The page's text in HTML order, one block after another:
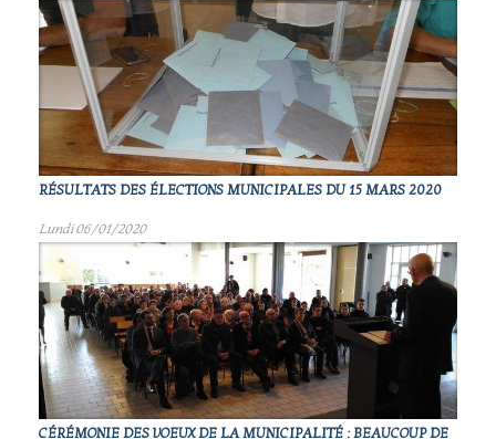
RÉSULTATS DES ÉLECTIONS MUNICIPALES DU 15 MARS 2020
Lundi 06/01/2020
CÉRÉMONIE DES VOEUX DE LA MUNICIPALITÉ : BEAUCOUP DE